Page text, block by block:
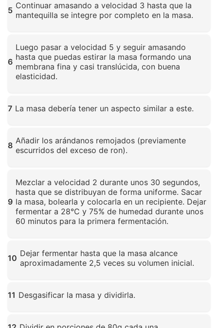
5 Continuar amasando a velocidad 3 hasta que la
mantequilla se integre por completo en la masa.
6
Luego pasar a velocidad 5 y seguir amasando
hasta que puedas estirar la masa formando una
membrana fina y casi translúcida, con buena
elasticidad.
7 La masa debería tener un aspecto similar a este.
8 Añadir los arándanos remojados (previamente
escurridos del exceso de ron).
9
Mezclar a velocidad 2 durante unos 30 segundos,
hasta que se distribuyan de forma uniforme. Sacar
la masa, bolearla y colocarla en un recipiente. Dejar
fermentar a 28°C y 75% de humedad durante unos
60 minutos para la primera fermentación.
10 Dejar fermentar hasta que la masa alcance
aproximadamente 2,5 veces su volumen inicial.
11 Desgasificar la masa y dividirla.